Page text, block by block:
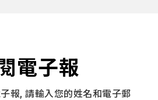
電子報
報, 請輸入您的姓名和電子郵